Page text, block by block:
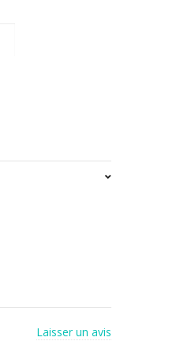
Laisser un avis